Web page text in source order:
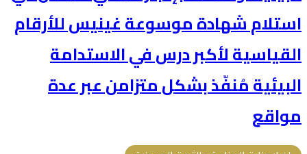
استلام شهادة موسوعة غينيس للأرقام
القياسية لأكبر درس في الاستدامة
البيئية مُنفّذ بشكل متزامن عبر عدة
مواقع